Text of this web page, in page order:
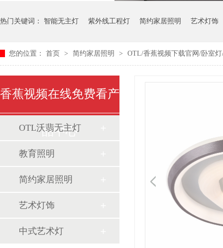
热门关键词： 智能无主灯 紫外线工程灯 简约家居照明 艺术灯饰
您的位置： 首页 > 简约家居照明 > OTL/香蕉视频下载官网/卧室
香蕉视频在线免费看产
品中心
OTL沃翡无主灯
教育照明
简约家居照明
艺术灯饰
中式艺术灯